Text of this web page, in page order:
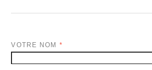
VOTRE NOM *